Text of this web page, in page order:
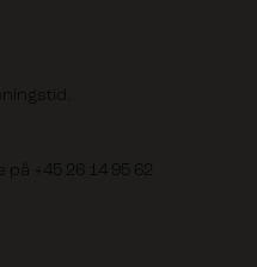
på +45 26 14 95 62